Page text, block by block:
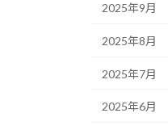
2025年9月
2025年8月
2025年7月
2025年6月